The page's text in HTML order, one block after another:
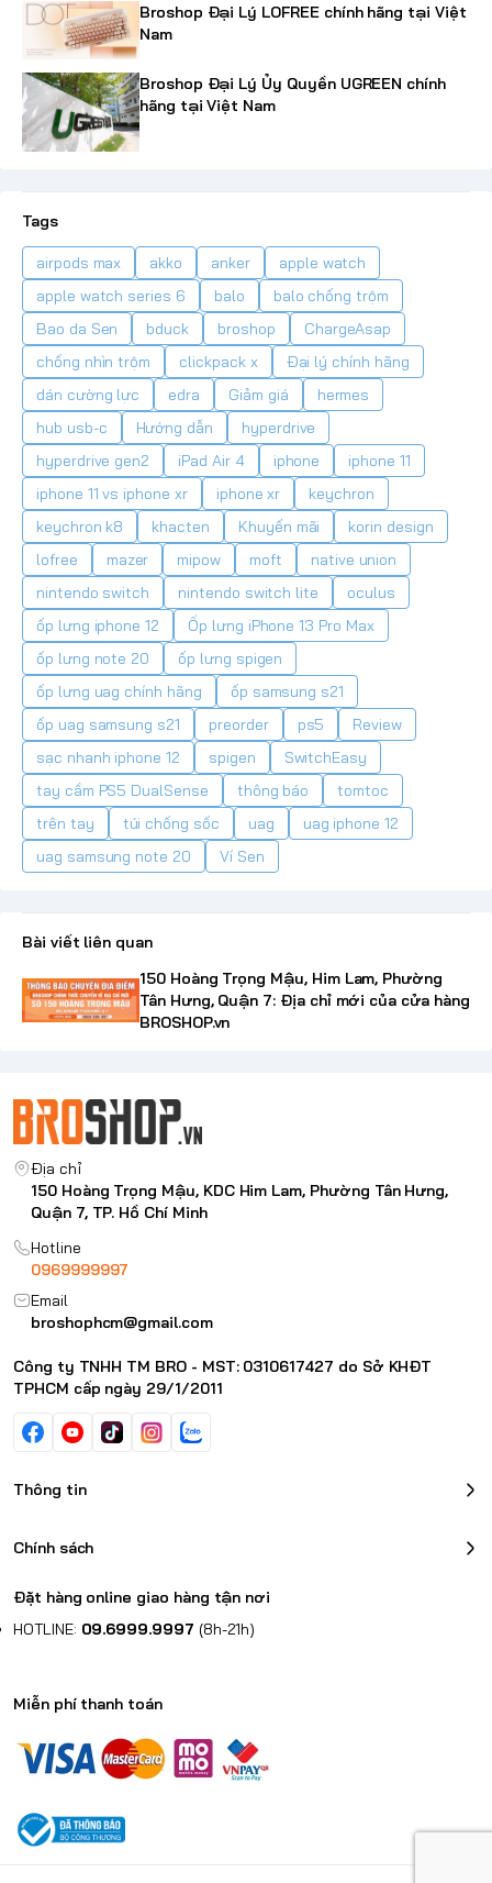
Broshop Đại Lý LOFREE chính hãng tại Việt
Nam
Broshop Đại Lý Ủy Quyền UGREEN chính
hãng tại Việt Nam
Tags
airpods max akko anker
apple watch
apple watch series 6
balo
balo chống trộm
Bao da Sen
bduck broshop
ChargeAsap
chống nhìn trộm
clickpack x
Đại lý chính hãng
dán cường lực
edra Giảm giá
hermes
hub usb-c
Hướng dẫn
hyperdrive
hyperdrive gen2
iPad Air 4 iphone
iphone 11
iphone 11 vs iphone xr
iphone xr
keychron
keychron k8
khacten Khuyến mãi
korin design
lofree
mazer mipow moft
native union
nintendo switch
nintendo switch lite
oculus
ốp lưng iphone 12
Ốp lưng iPhone 13 Pro Max
ốp lưng note 20
ốp lưng spigen
ốp lưng uag chính hãng
ốp samsung s21
ốp uag samsung s21
preorder ps5
Review
sạc nhanh iphone 12
spigen
SwitchEasy
tay cầm PS5 DualSense
thông báo
tomtoc
trên tay
túi chống sốc uag
uag iphone 12
uag samsung note 20
Ví Sen
Bài viết liên quan
150 Hoàng Trọng Mậu, Him Lam, Phường
Tân Hưng, Quận 7: Địa chỉ mới của cửa hàng
BROSHOP.vn
Địa chỉ
150 Hoàng Trọng Mậu, KDC Him Lam, Phường Tân Hưng,
Quận 7, TP. Hồ Chí Minh
Hotline
0969999997
Email
broshophcm@gmail.com
Công ty TNHH TM BRO - MST: 0310617427 do Sở KHĐT
TPHCM cấp ngày 29/1/2011
Thông tin
Chính sách
Đặt hàng online giao hàng tận nơi
HOTLINE: 09.6999.9997 (8h-21h)
Miễn phí thanh toán